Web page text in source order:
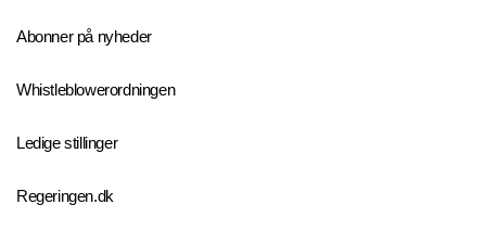
Abonner på nyheder
Whistleblowerordningen
Ledige stillinger
Regeringen.dk